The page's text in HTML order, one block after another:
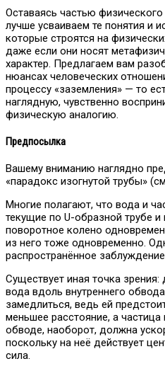
Оставаясь частью
лучше усваиваем те понятия и
которые строятся на
даже если они носят
характер. Предлагаем вам
нюансах человеческих
процессу «заземления» — то
наглядную, чувственно
физическую аналогию.
Предпосылка
Вашему вниманию наглядно
«парадокс изогнутой трубы»
Многие полагают, что вода и
текущие по U-образной трубе
поворотное колено
из него тоже одновременно.
распространённое
Существует иная точка
вода вдоль внутреннего
замедлиться, ведь ей
меньшее расстояние, а
обводе, наоборот, должна
поскольку на неё действует
сила.